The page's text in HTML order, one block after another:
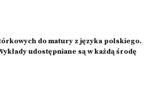
do matury z języka polskiego.
udostępniane są w każdą środę